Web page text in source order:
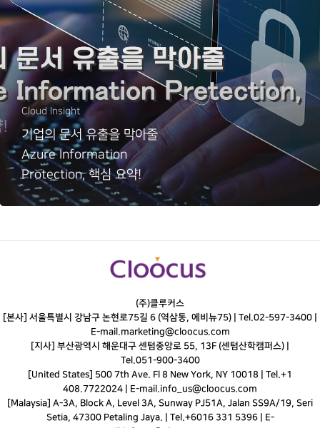
Cloud Insight
기업의 문서 유출을 막아줄
Azure Information
Protection, 핵심 요약!
(주)클루커스
[본사] 서울특별시 강남구 논현로75길 6 (역삼동, 에비뉴75) | Tel.02-597-3400
E-mail.marketing@cloocus.com
[지사] 부산광역시 해운대구 센텀중앙로 55, 13F (센텀산학캠퍼스) |
Tel.051-900-3400
[United States] 500 7th Ave. Fl 8 New York, NY 10018 | Tel.+1
408.7722024 | E-mail.info_us@cloocus.com
[Malaysia] A-3A, Block A, Level 3A, Sunway PJ51A, Jalan SS9A/19, Seri
Setia, 47300 Petaling Jaya. | Tel.+6016 331 5396 | E-